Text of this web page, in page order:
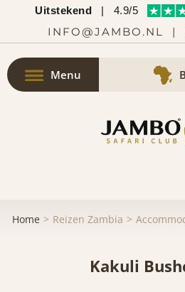
Uitstekend | 4.9/5
INFO@JAMBO.NL |
Menu
Home Reizen Zambia
Kakuli